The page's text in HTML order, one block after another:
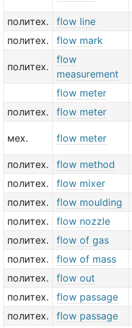
политех.
flow line
политех.
flow mark
политех.
flow
measurement
flow meter
политех.
flow meter
мех. flow meter
политех.
flow method
политех.
flow mixer
политех.
flow moulding
политех.
flow nozzle
политех.
flow of gas
политех.
flow of mass
политех.
flow out
политех.
flow passage
политех.
flow passage